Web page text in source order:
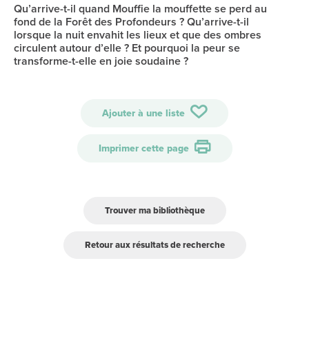
Qu’arrive-t-il quand Mouffie la mouffette se perd au
fond de la Forêt des Profondeurs ? Qu’arrive-t-il
lorsque la nuit envahit les lieux et que des ombres
circulent autour d’elle ? Et pourquoi la peur se
transforme-t-elle en joie soudaine ?
Ajouter à une liste
Imprimer cette page
Trouver ma bibliothèque
Retour aux résultats de recherche